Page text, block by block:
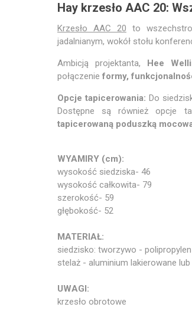
Hay krzesło AAC 20:
Krzesło AAC 20 to
jadalnianym, wokół stołu
Ambicją projektanta, Hee
połączenie formy,
Opcje tapicerowania: Do
Dostępne są również opcje
tapicerowaną poduszką
WYAMIRY (cm):
wysokość siedziska- 46
wysokość całkowita- 79
szerokość- 59
głębokość- 52
MATERIAŁ:
siedzisko: tworzywo -
stelaż - aluminium lakierowane
UWAGI:
krzesło obrotowe